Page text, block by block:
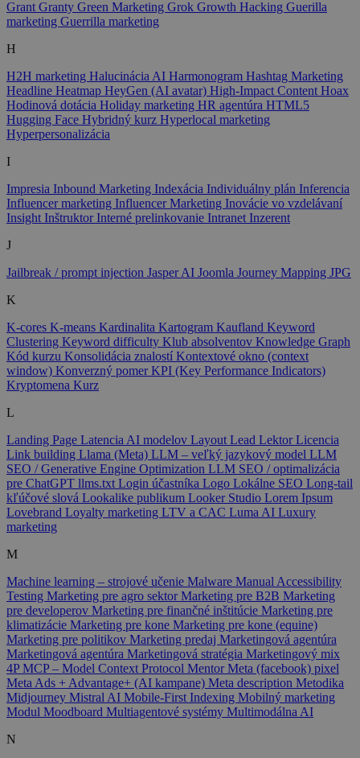
Grant Granty Green Marketing Grok Growth Hacking Guerilla
marketing Guerrilla marketing
H
H2H marketing Halucinácia AI Harmonogram Hashtag Marketing
Headline Heatmap HeyGen (AI avatar) High-Impact Content Hoax
Hodinová dotácia Holiday marketing HR agentúra HTML5
Hugging Face Hybridný kurz Hyperlocal marketing
Hyperpersonalizácia
I
Impresia Inbound Marketing Indexácia Individuálny plán Inferencia
Influencer marketing Influencer Marketing Inovácie vo vzdelávaní
Insight InštruktorInterné prelinkovanie Intranet Inzerent
J
Jailbreak / prompt injection Jasper AI Joomla Journey Mapping JPG
K
K-cores K-means Kardinalita Kartogram Kaufland Keyword
Clustering Keyword difficulty Klub absolventov Knowledge Graph
Kód kurzu Konsolidácia znalostí Kontextové okno (context
window) Konverzný pomerKPI (Key Performance Indicators)
Kryptomena Kurz
L
Landing Page Latencia AI modelov Layout Lead LektorLicencia
Link building Llama (Meta) LLM – veľký jazykový model LLM
SEO / Generative Engine Optimization LLM SEO / optimalizácia
pre ChatGPT llms.txt Login účastníka Logo Lokálne SEO Long-tail
kľúčové slová Lookalike publikum Looker Studio Lorem Ipsum
Lovebrand Loyalty marketing LTV a CAC Luma AI Luxury
marketing
M
Machine learning – strojové učenie Malware Manual Accessibility
Testing Marketing pre agro sektorMarketing pre B2B Marketing
pre developerov Marketing pre finančné inštitúcie Marketing pre
klimatizácie Marketing pre kone Marketing pre kone (equine)
Marketing pre politikov Marketing predaj Marketingová agentúra
Marketingová agentúra Marketingová stratégia Marketingový mix
4PMCP – Model Context Protocol MentorMeta (facebook) pixel
Meta Ads + Advantage+ (AI kampane) Meta description Metodika
Midjourney Mistral AI Mobile-First Indexing Mobilný marketing
Modul Moodboard Multiagentové systémy Multimodálna AI
N